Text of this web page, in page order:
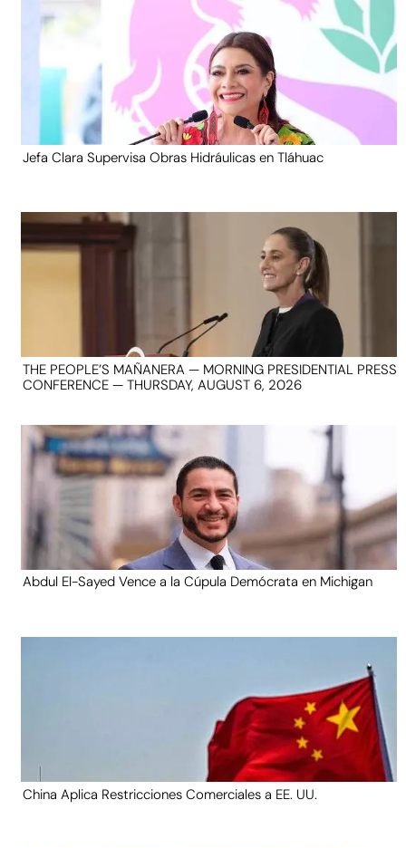
Jefa Clara Supervisa Obras Hidráulicas en Tláhuac
THE PEOPLE’S MAÑANERA — MORNING PRESIDENTIAL PRESS
CONFERENCE — THURSDAY, AUGUST 6, 2026
Abdul El-Sayed Vence a la Cúpula Demócrata en Michigan
China Aplica Restricciones Comerciales a EE. UU.